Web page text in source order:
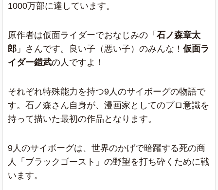
1000万部に達しています。
原作者は仮面ライダーでおなじみの「 石ノ森章太
郎 」さんです。良い子（悪い子）のみんな！仮面ラ
イダー鎧武の人ですよ！
それぞれ特殊能力を持つ9人のサイボーグの物語で
す。石ノ森さん自身が、漫画家としてのプロ意識を
持って描いた最初の作品となります。
9人のサイボーグは、世界のかげで暗躍する死の商
人「ブラックゴースト」の野望を打ち砕くために戦
います。